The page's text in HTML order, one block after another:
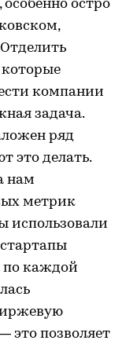
остро
которые
компании
задача.
ряд
это делать.
нам
метрик
использовали
по каждой
это позволяет